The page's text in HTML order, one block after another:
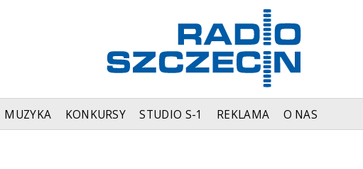
MUZYKA KONKURSY STUDIO S-1 REKLAMA O NAS